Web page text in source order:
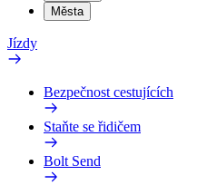
Města
Jízdy
Bezpečnost cestujících
Staňte se řidičem
Bolt Send